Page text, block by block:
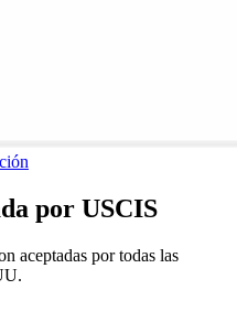
por USCIS
aceptadas por todas las